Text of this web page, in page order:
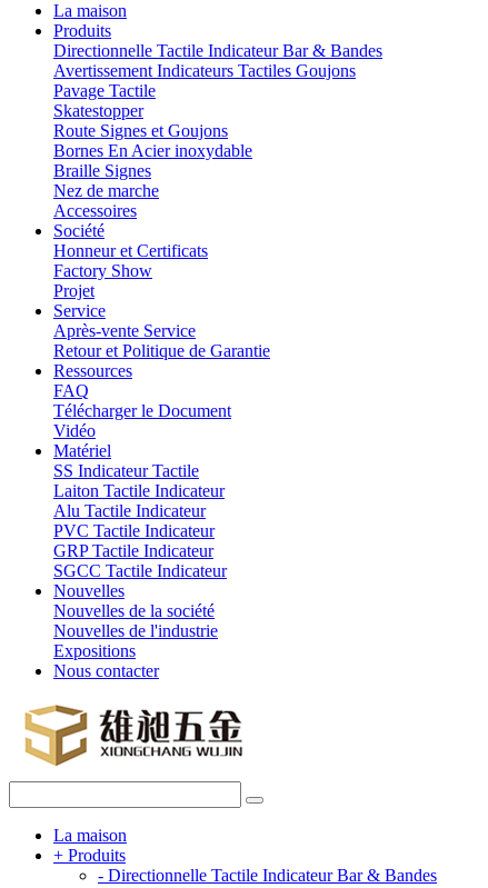
La maison
Produits
Directionnelle Tactile Indicateur Bar & Bandes
Avertissement Indicateurs Tactiles Goujons
Pavage Tactile
Skatestopper
Route Signes et Goujons
Bornes En Acier inoxydable
Braille Signes
Nez de marche
Accessoires
Société
Honneur et Certificats
Factory Show
Projet
Service
Après-vente Service
Retour et Politique de Garantie
Ressources
FAQ
Télécharger le Document
Vidéo
Matériel
SS Indicateur Tactile
Laiton Tactile Indicateur
Alu Tactile Indicateur
PVC Tactile Indicateur
GRP Tactile Indicateur
SGCC Tactile Indicateur
Nouvelles
Nouvelles de la société
Nouvelles de l'industrie
Expositions
Nous contacter
La maison
+ Produits
- Directionnelle Tactile Indicateur Bar & Bandes